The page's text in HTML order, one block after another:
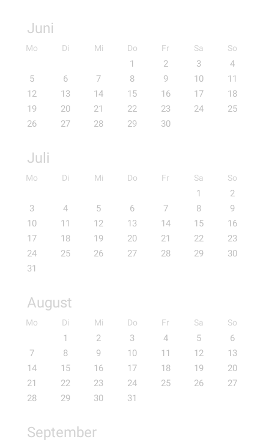
Juni
Mo Di Mi Do Fr Sa So
1 2 3
4
5
6 7 8 9 10
11
12
13 14 15 16 17
18
19
20 21 22 23 24
25
26
27 28 29 30
Juli
Mo Di Mi Do Fr Sa So
1
2
3
4 5 6 7 8
9
10
11 12 13 14 15
16
17
18 19 20 21 22
23
24
25 26 27 28 29
30
31
August
Mo Di Mi Do Fr Sa So
1 2 3 4 5
6
7
8 9 10 11 12
13
14
15 16 17 18 19
20
21
22 23 24 25 26
27
28
29 30 31
September